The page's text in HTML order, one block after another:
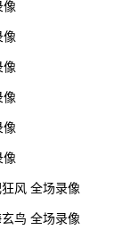
像
像
像
像
像
像
风 全场录像
鸟 全场录像